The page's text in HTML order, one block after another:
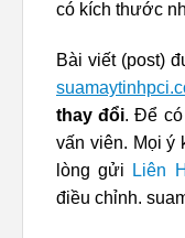
có kích thước
Bài viết (post)
thay đổi. Để
vấn viên. Mọi ý
lòng gửi Liên
điều chỉnh.